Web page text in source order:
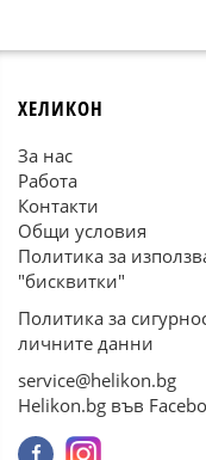
ХЕЛИКОН
За нас
Работа
Контакти
Общи условия
Политика за
"бисквитки"
Политика за
личните данни
service@helikon.bg
Helikon.bg във